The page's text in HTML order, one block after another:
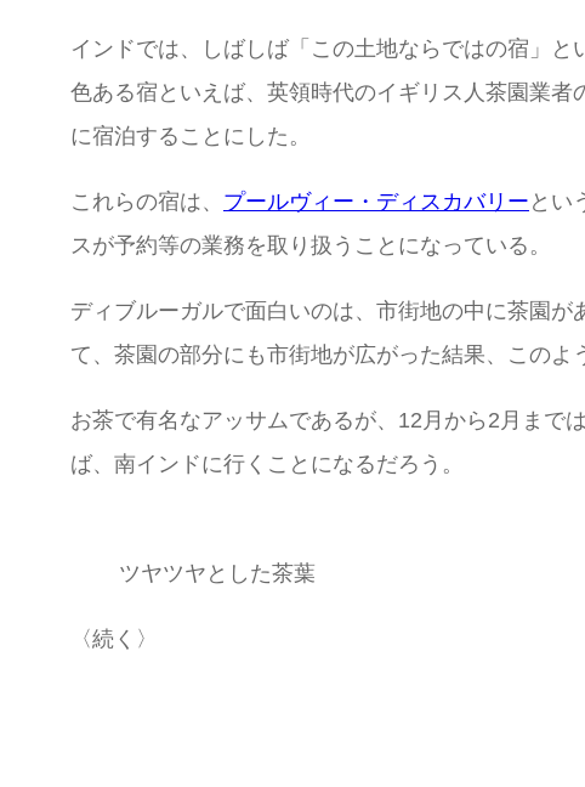
インドでは、しばしば「この土地ならではの宿」
色ある宿といえば、英領時代のイギリス人茶園業
に宿泊することにした。
これらの宿は、 プールヴィー・ディスカバリー とい
スが予約等の業務を取り扱うことになっている。
ディブルーガルで面白いのは、市街地の中に茶園
て、茶園の部分にも市街地が広がった結果、このよ
お茶で有名なアッサムであるが、12月から2月まで
ば、南インドに行くことになるだろう。
ツヤツヤとした茶葉
〈続く〉